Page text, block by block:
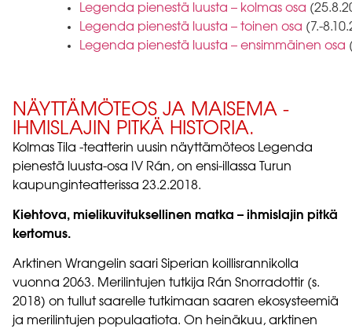
Legenda pienestä luusta – kolmas osa
Legenda pienestä luusta – toinen osa (7.-
Legenda pienestä luusta – ensimmäinen osa
NÄYTTÄMÖTEOS JA MAISEMA -
IHMISLAJIN PITKÄ HISTORIA.
Kolmas Tila -teatterin uusin näyttämöteos Legenda
pienestä luusta-osa IV Rán, on ensi-illassa Turun
kaupunginteatterissa 23.2.2018.
Kiehtova, mielikuvituksellinen matka – ihmislajin pitkä
kertomus.
Arktinen Wrangelin saari Siperian koillisrannikolla
vuonna 2063. Merilintujen tutkija Rán Snorradottir (s.
2018) on tullut saarelle tutkimaan saaren ekosysteemiä
ja merilintujen populaatiota. On heinäkuu, arktinen